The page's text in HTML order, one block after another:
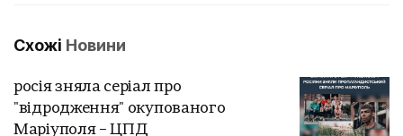
Схожі Новини
росія зняла серіал про
"відродження" окупованого
Маріуполя – ЦПД